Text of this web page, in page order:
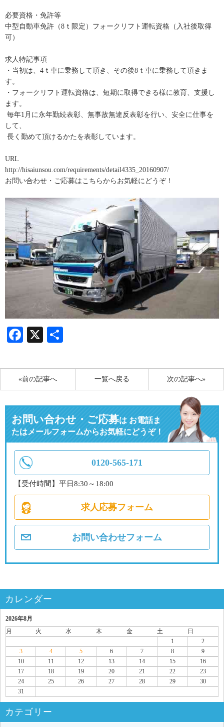
必要資格・免許等
中型自動車免許（8ｔ限定）フォークリフト運転資格（入社後取得
可）
求人特記事項
・当初は、4ｔ車に乗務して頂き、その後8ｔ車に乗務して頂きま
す。
・フォークリフト運転資格は、短期に取得できる様に教育、支援し
ます。
毎年1月に永年勤続表彰、無事故無違反表彰を行い、安全に仕事を
して、
長く勤めて頂けるかたを表彰しています。
URL
http://hisaiunsou.com/requirements/detail4335_20160907/
お問い合わせ・ご応募はこちらからお気軽にどうぞ！
Facebook
X
«前の記事へ 次の記事へ»
一覧へ戻る
お問い合わせ・ご応募はお電話ま
たはメールフォームからお気軽にどうぞ！
0120-565-171
【受付時間】平日8:30～18:00
求人応募フォーム
お問い合わせフォーム
カレンダー
2026年8月
月
火 水 木 金 土
日
1
2
3
4 5 6 7 8
9
10
11 12 13 14 15
16
17
18 19 20 21 22
23
24
25 26 27 28 29
30
31
カテゴリー